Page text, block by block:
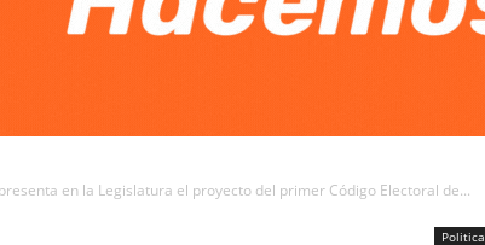
en la Legislatura el proyecto del primer Código Electoral de...
Politica